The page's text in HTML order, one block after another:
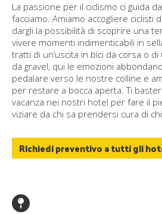
La passione per il ciclismo ci guida
facciamo. Amiamo accogliere ciclisti
dargli la possibilità di scoprire una
vivere momenti indimenticabili in
tratti di un’uscita in bici da corsa o di
da gravel, qui le emozioni
pedalare verso le nostre colline e
per restare a bocca aperta. Ti
vacanza nei nostri hotel per fare il
viziare da chi sa prendersi cura di
Richiedi preventivo a tutti gli